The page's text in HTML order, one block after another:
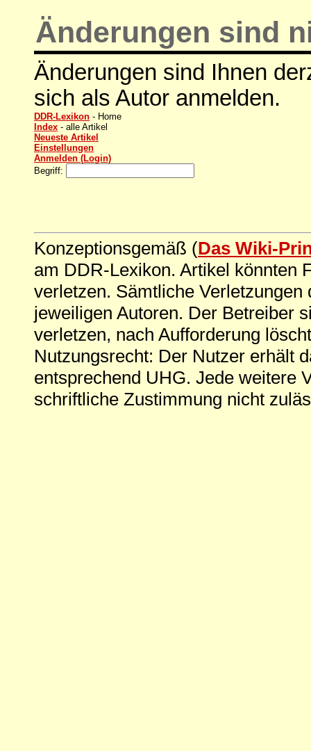
Änderungen sind
Änderungen sind Ihnen
sich als Autor anmelden.
DDR-Lexikon - Home
Index - alle Artikel
Neueste Artikel
Einstellungen
Anmelden (Login)
Begriff:
Konzeptionsgemäß (Das Wiki-
am DDR-Lexikon. Artikel könnten
verletzen. Sämtliche
jeweiligen Autoren. Der Betreiber
verletzen, nach Aufforderung
Nutzungsrecht: Der Nutzer erhält
entsprechend UHG. Jede weitere
schriftliche Zustimmung nicht